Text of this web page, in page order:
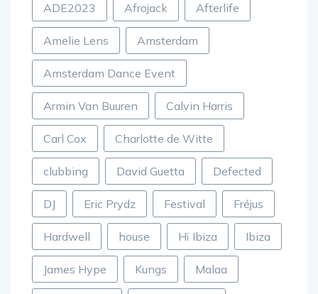
ADE2023 Afrojack Afterlife
Amelie Lens Amsterdam
Amsterdam Dance Event
Armin Van Buuren Calvin Harris
Carl Cox Charlotte de Witte
clubbing David Guetta Defected
DJ Eric Prydz Festival Fréjus
Hardwell house Hï Ibiza Ibiza
James Hype Kungs Malaa